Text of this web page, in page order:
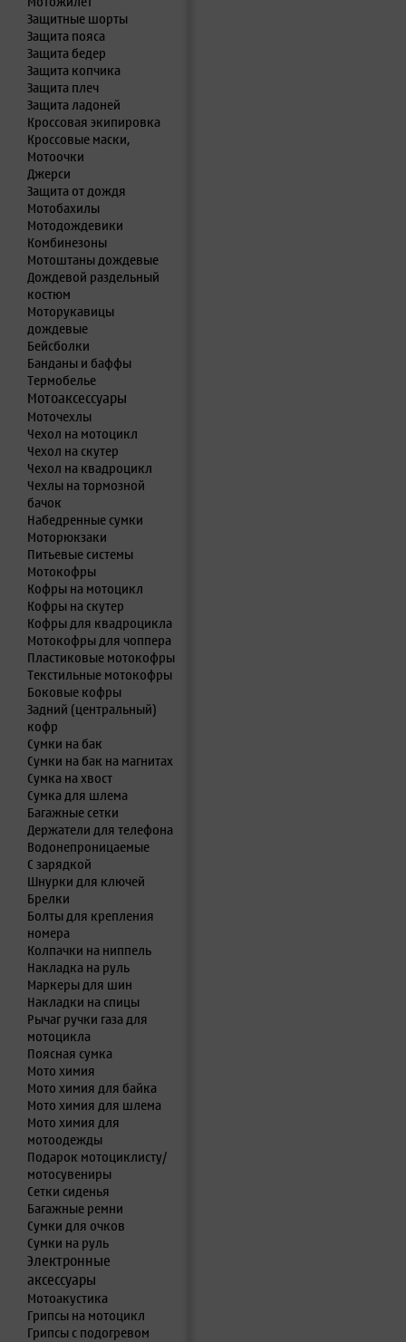
Защитные шорты
Защита пояса
Защита бедер
Защита копчика
Защита плеч
Защита ладоней
Кроссовая экипировка
Кроссовые маски,
Мотоочки
Джерси
Защита от дождя
Мотобахилы
Мотодождевики
Комбинезоны
Мотоштаны дождевые
Дождевой раздельный
костюм
Моторукавицы
дождевые
Бейсболки
Банданы и баффы
Термобелье
Мотоаксессуары
Моточехлы
Чехол на мотоцикл
Чехол на скутер
Чехол на квадроцикл
Чехлы на тормозной
бачок
Набедренные сумки
Моторюкзаки
Питьевые системы
Мотокофры
Кофры на мотоцикл
Кофры на скутер
Кофры для квадроцикла
Мотокофры для чоппера
Пластиковые мотокофры
Текстильные мотокофры
Боковые кофры
Задний (центральный)
кофр
Сумки на бак
Сумки на бак на магнитах
Сумка на хвост
Сумка для шлема
Багажные сетки
Держатели для телефона
Водонепроницаемые
С зарядкой
Шнурки для ключей
Брелки
Болты для крепления
номера
Колпачки на ниппель
Накладка на руль
Маркеры для шин
Накладки на спицы
Рычаг ручки газа для
мотоцикла
Поясная сумка
Мото химия
Мото химия для байка
Мото химия для шлема
Мото химия для
мотоодежды
Подарок мотоциклисту/
мотосувениры
Сетки сиденья
Багажные ремни
Сумки для очков
Сумки на руль
Электронные
аксессуары
Мотоакустика
Грипсы на мотоцикл
Грипсы с подогревом